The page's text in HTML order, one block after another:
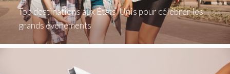
Top destinations aux États-Unis pour célébrer les
grands événements